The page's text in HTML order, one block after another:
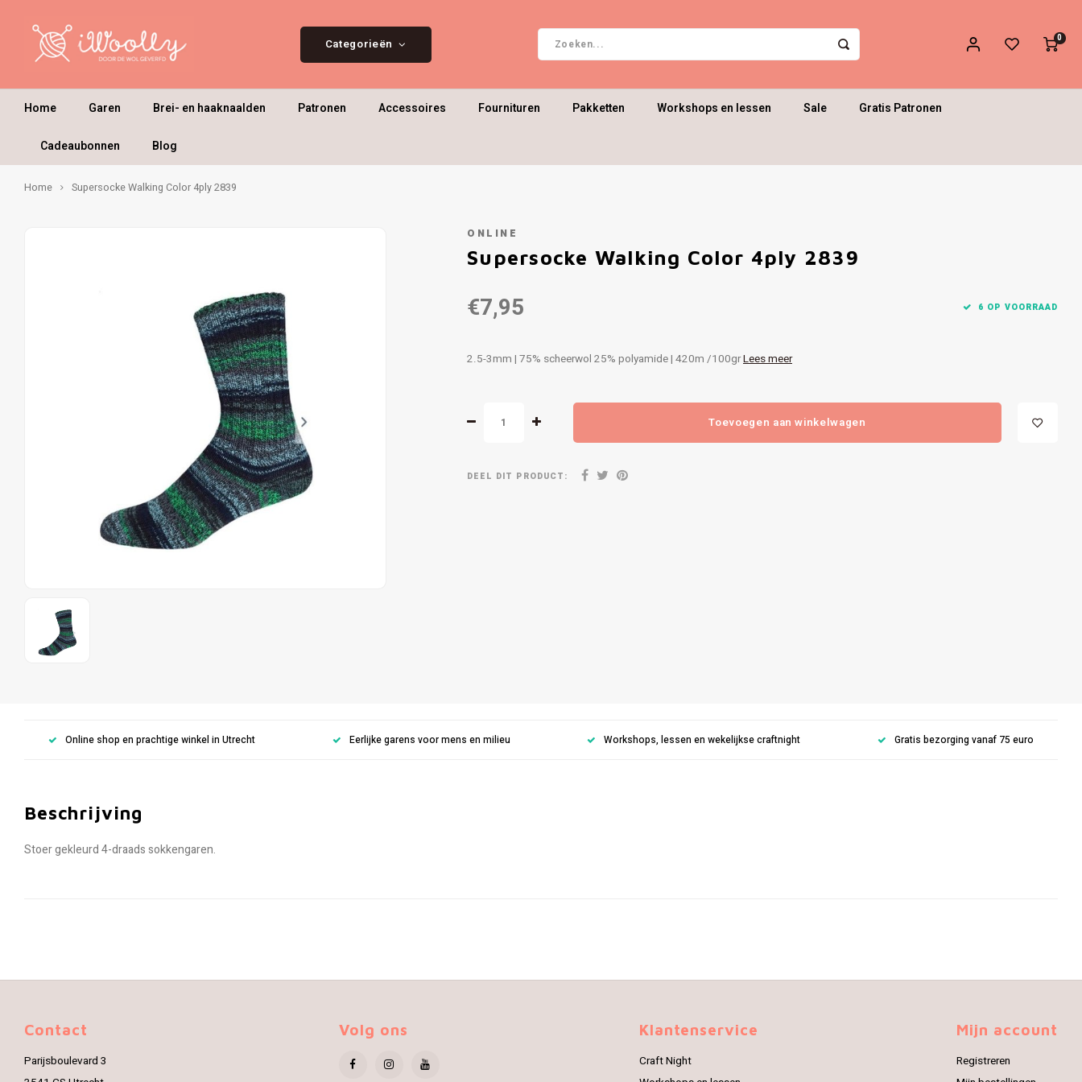
Categorieën 0
Home Garen Brei- en haaknaalden Patronen Accessoires Fournituren Pakketten Workshops en lessen Sale Gratis Patronen
Cadeaubonnen Blog
Home Supersocke Walking Color 4ply 2839
ONLINE
Supersocke Walking Color 4ply 2839
€7,95 6 OP VOORRAAD
2.5-3mm | 75% scheerwol 25% polyamide | 420m /100grLees meer
Toevoegen aan winkelwagen
DEEL DIT PRODUCT:
Online shop en prachtige winkel in Utrecht Eerlijke garens voor mens en milieu Workshops, lessen en wekelijkse craftnight Gratis bezorging vanaf 75 euro
Beschrijving
Stoer gekleurd 4-draads sokkengaren.
Contact
Parijsboulevard 3
Volg ons Klantenservice
Craft Night
Mijn account
Registreren